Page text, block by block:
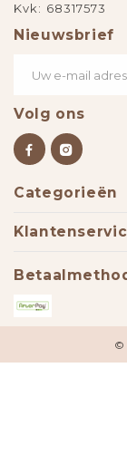
Kvk: 68317573
Nieuwsbrief
Volg ons
Categorieën
©